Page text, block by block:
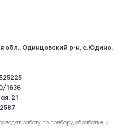
обл., Одинцовский р-н, с.Юдино,
1636
21
работу по подбору, обработке и